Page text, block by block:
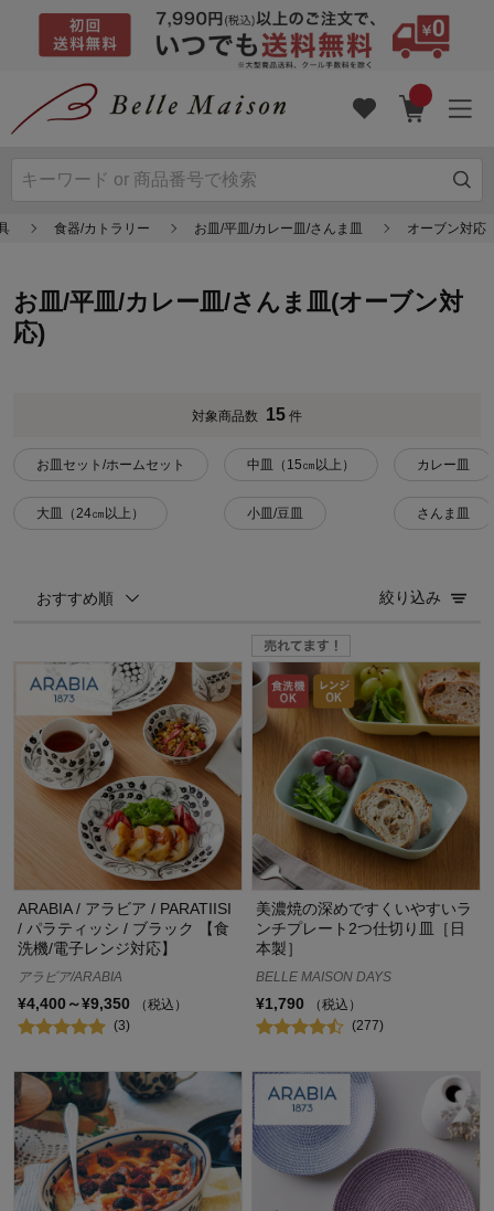
食器/カトラリー お皿/平皿/カレー皿/さんま皿 オーブン対応
お皿/平皿/カレー皿/さんま皿(オーブン対
応)
対象商品数 15 件
お皿セット/ホームセット
大皿（24㎝以上）
中皿（15㎝以上）
小皿/豆皿
カレー皿
さんま皿
おすすめ順 絞り込み
ARABIA / アラビア / PARATIISI
/ パラティッシ / ブラック 【食
洗機/電子レンジ対応】
アラビア/ARABIA
¥4,400～¥9,350
（税込）
(3)
美濃焼の深めですくいやすいラ
ンチプレート2つ仕切り皿［日
本製］
BELLE MAISON DAYS
¥1,790
（税込）
(277)